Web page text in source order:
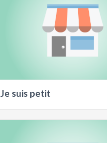
Je suis petit